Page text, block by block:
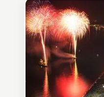
más productivos,
de la belleza
apartadas que